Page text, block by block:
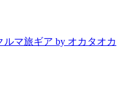
マ旅ギア by オカタオカ